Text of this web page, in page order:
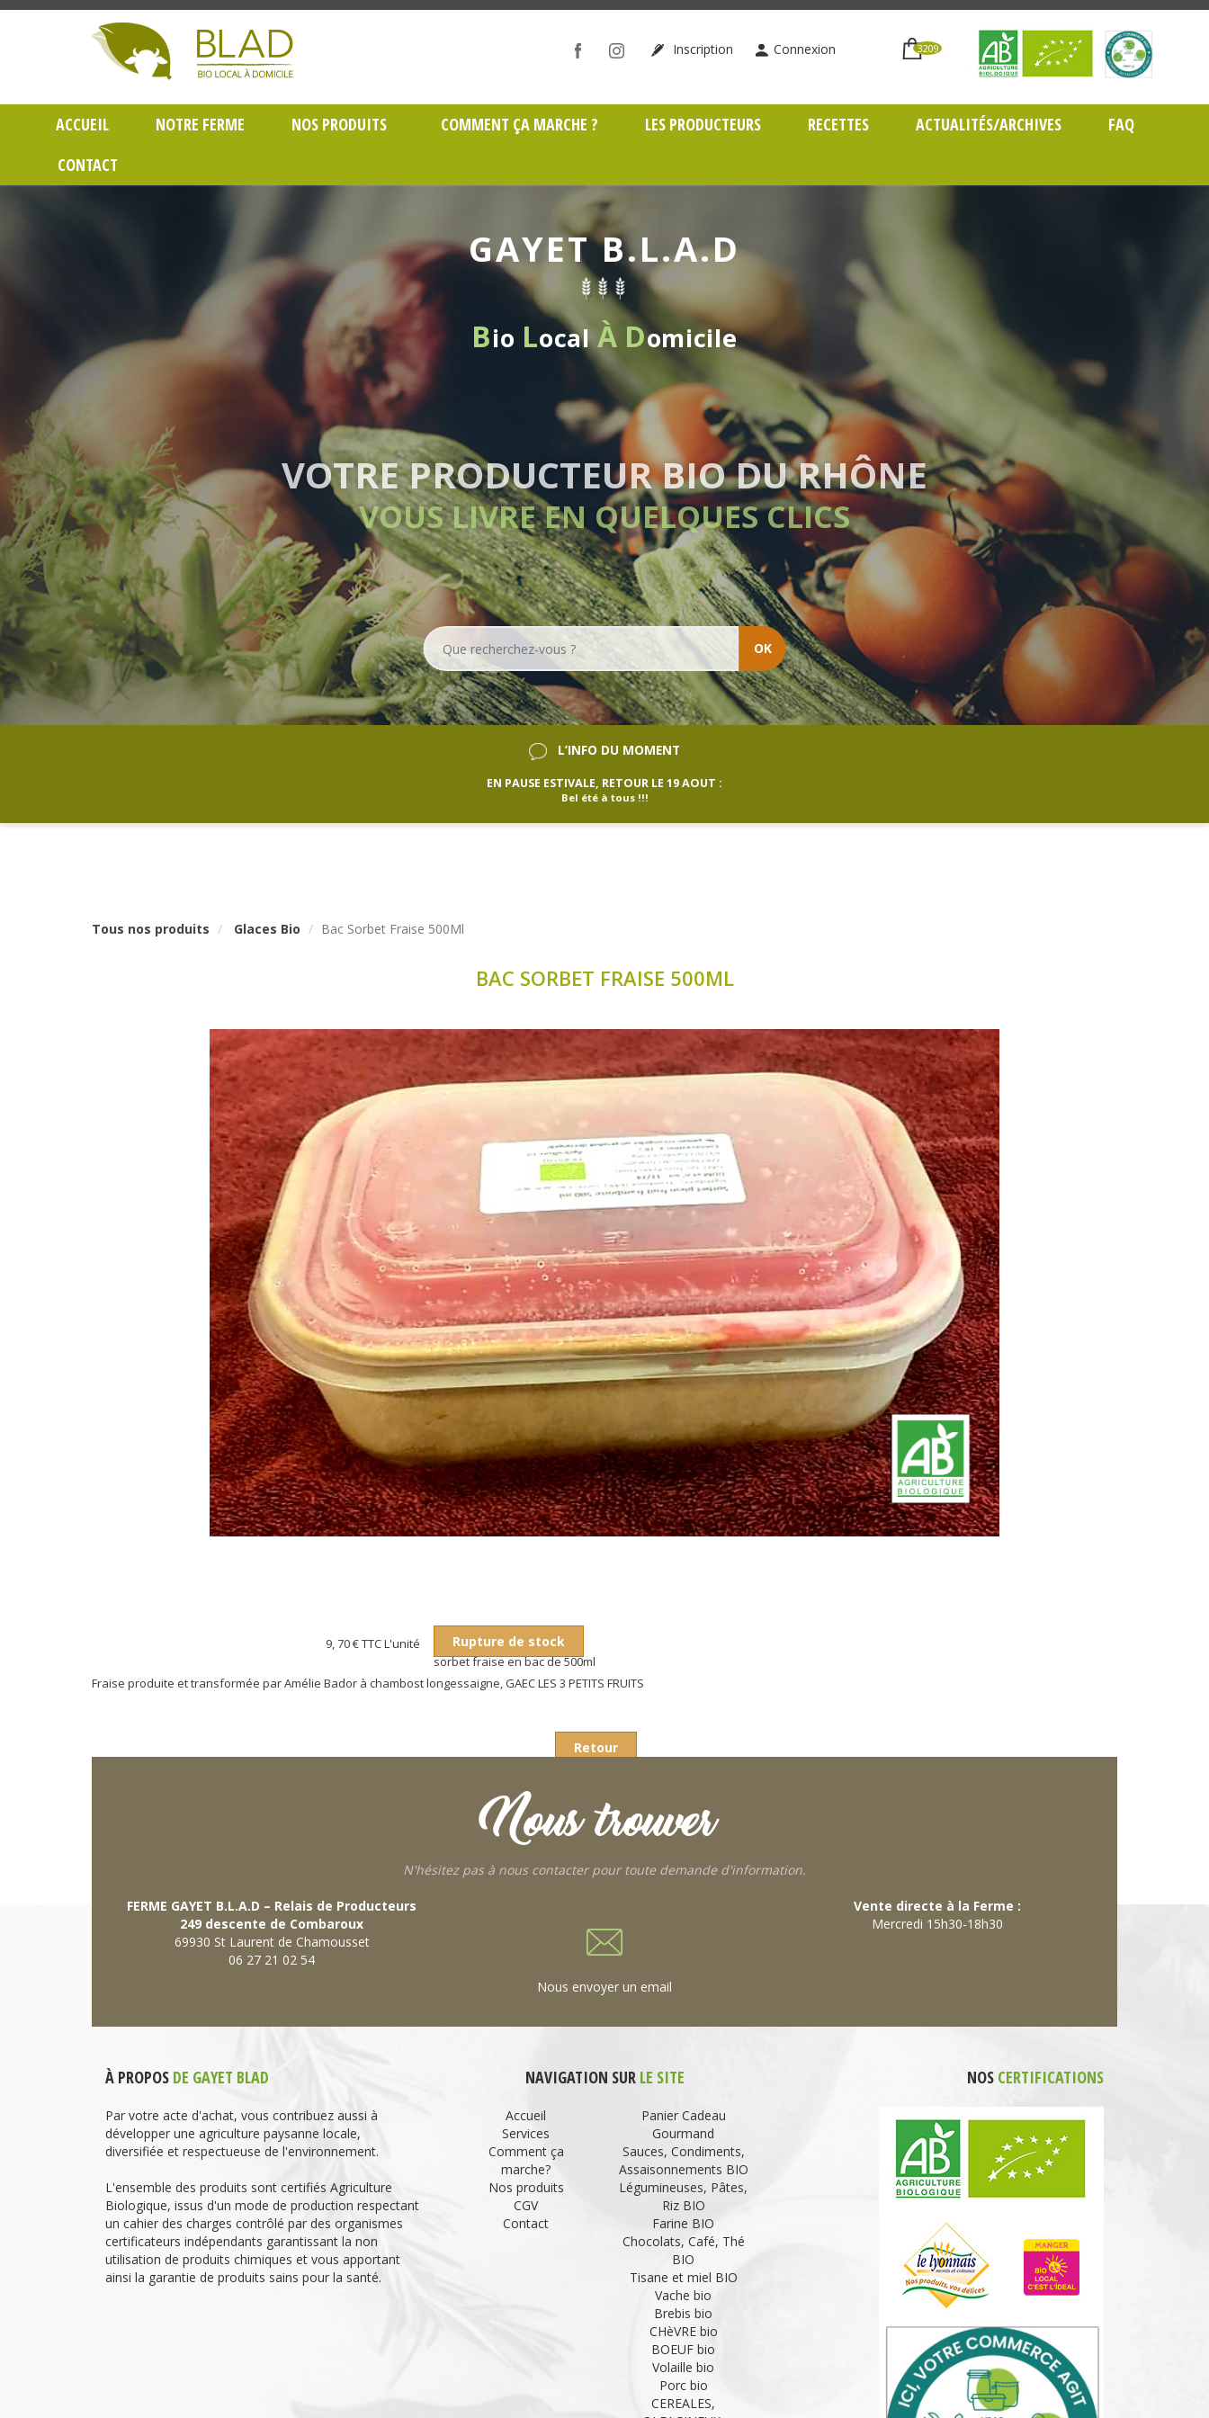
Inscription Connexion 3209
ACCUEIL NOTRE FERME NOS PRODUITS COMMENT ÇA MARCHE ? LES PRODUCTEURS RECETTES ACTUALITÉS/ARCHIVES
FAQ
CONTACT
GAYET B.L.A.D
Bio LocalÀ Domicile
LIVRAISON HEBDOMADAIRE
SANS ENGAGEMENT
OK
L’INFO DU MOMENT
EN PAUSE ESTIVALE, RETOUR LE 19 AOUT :
Bel été à tous !!!
Tous nos produits Glaces Bio Bac Sorbet Fraise 500Ml
BAC SORBET FRAISE 500ML
9, 70 €TTC L'unité Rupture de stock
sorbet fraise en bac de 500ml
Fraise produite et transformée par Amélie Bador à chambost longessaigne, GAEC LES 3 PETITS FRUITS
Retour
Nous trouver
N'hésitez pas à nous contacter pour toute demande d'information.
FERME GAYET B.L.A.D – Relais de Producteurs
249 descente de Combaroux
69930 St Laurent de Chamousset
06 27 21 02 54
Nous envoyer un email
Vente directe à la Ferme :
Mercredi 15h30-18h30
À PROPOS DE GAYET BLAD
Par votre acte d'achat, vous contribuez aussi à
développer une agriculture paysanne locale,
diversifiée et respectueuse de l'environnement.
L'ensemble des produits sont certifiés Agriculture
Biologique, issus d'un mode de production respectant
un cahier des charges contrôlé par des organismes
certificateurs indépendants garantissant la non
utilisation de produits chimiques et vous apportant
ainsi la garantie de produits sains pour la santé.
NAVIGATION SUR LE SITE
Accueil
Services
Comment ça
marche?
Nos produits
CGV
Contact
Panier Cadeau
Gourmand
Sauces, Condiments,
Assaisonnements BIO
Légumineuses, Pâtes,
Riz BIO
Farine BIO
Chocolats, Café, Thé
BIO
Tisane et miel BIO
Vache bio
Brebis bio
CHèVRE bio
BOEUF bio
Volaille bio
Porc bio
CEREALES,
NOS CERTIFICATIONS